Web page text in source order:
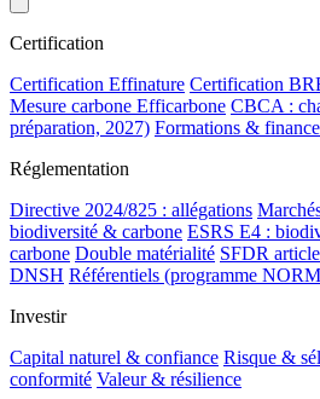
Certification
Certification Effinature Certification
Mesure carbone Efficarbone CBCA :
préparation, 2027) Formations &
Réglementation
Directive 2024/825 : allégations
biodiversité & carbone ESRS E4 :
carbone Double matérialité SFDR
DNSH Référentiels (programme
Investir
Capital naturel & confiance Risque &
conformité Valeur & résilience